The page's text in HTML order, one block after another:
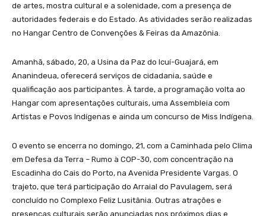
de artes, mostra cultural e a solenidade, com a presença de
autoridades federais e do Estado. As atividades serão realizadas
no Hangar Centro de Convenções & Feiras da Amazônia.
Amanhã, sábado, 20, a Usina da Paz do Icuí-Guajará, em
Ananindeua, oferecerá serviços de cidadania, saúde e
qualificação aos participantes. À tarde, a programação volta ao
Hangar com apresentações culturais, uma Assembleia com
Artistas e Povos Indígenas e ainda um concurso de Miss Indígena.
O evento se encerra no domingo, 21, com a Caminhada pelo Clima
em Defesa da Terra – Rumo à COP-30, com concentração na
Escadinha do Cais do Porto, na Avenida Presidente Vargas. O
trajeto, que terá participação do Arraial do Pavulagem, será
concluído no Complexo Feliz Lusitânia. Outras atrações e
presenças culturais serão anunciadas nos próximos dias e